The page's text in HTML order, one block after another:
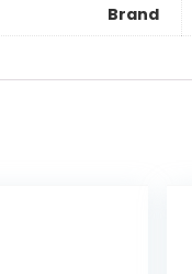
Brand